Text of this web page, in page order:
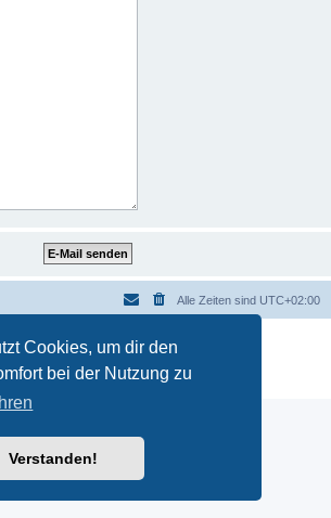
Cookies, um dir den
bei der Nutzung zu
Verstanden!
Alle Zeiten sind UTC+02:00
phpBB
® Forum Software © phpBB Limited
Übersetzung durch
|Nutzungsbedingungen